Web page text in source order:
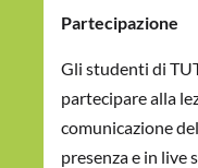
Partecipazione
Gli studenti di
partecipare alla
comunicazione
presenza e in live